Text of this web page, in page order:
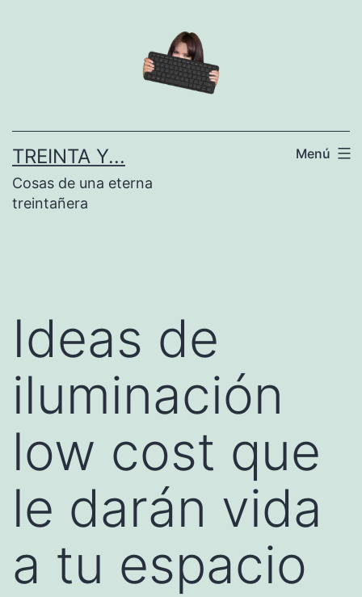
TREINTA Y...
Cosas de una eterna
treintañera
Menú
Ideas de
iluminación
low cost que
le darán vida
a tu espacio